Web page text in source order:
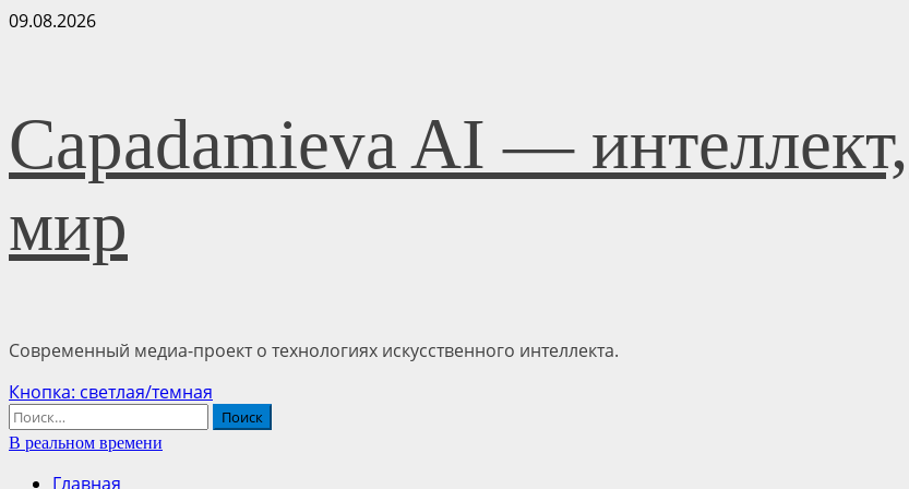
Перейти
09.08.2026
Capadamieva AI —
мир
Современный медиа-проект о технологиях искусственного интеллекта.
Основное
меню
Кнопка: светлая/темная
Найти:
В реальном времени
Главная